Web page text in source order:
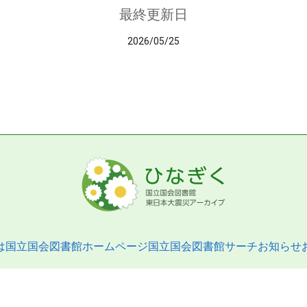
最終更新日
2026/05/25
国立国会図書館ホームページ国立国会図書館サーチお知らせ